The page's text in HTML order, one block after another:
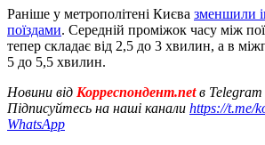
Раніше у метрополітені Києва зменшили
поїздами. Середній проміжок часу між
тепер складає від 2,5 до 3 хвилин, а в
5 до 5,5 хвилин.
Новини від Корреспондент.netв
Підписуйтесь на наші канали https://t.me/
WhatsApp